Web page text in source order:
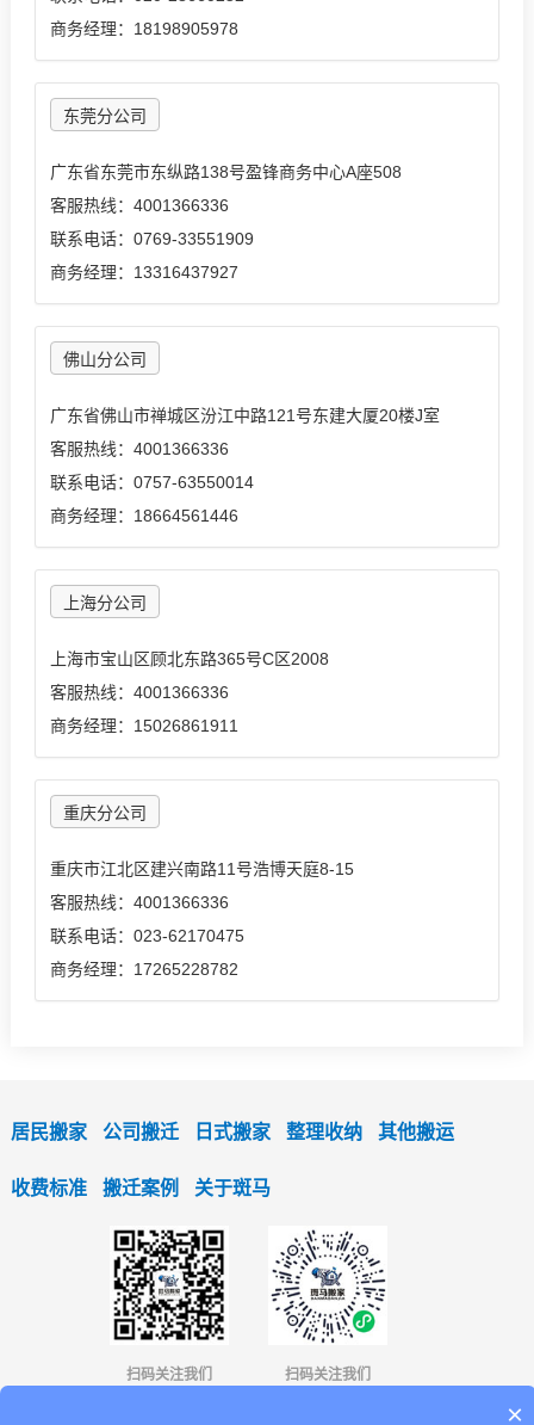
商务经理：18198905978
东莞分公司
广东省东莞市东纵路138号盈锋商务中心A座508
客服热线：4001366336
联系电话：0769-33551909
商务经理：13316437927
佛山分公司
广东省佛山市禅城区汾江中路121号东建大厦20楼J室
客服热线：4001366336
联系电话：0757-63550014
商务经理：18664561446
上海分公司
上海市宝山区顾北东路365号C区2008
客服热线：4001366336
商务经理：15026861911
重庆分公司
重庆市江北区建兴南路11号浩博天庭8-15
客服热线：4001366336
联系电话：023-62170475
商务经理：17265228782
居民搬家 公司搬迁 日式搬家 整理收纳 其他搬运
收费标准 搬迁案例 关于斑马
扫码关注我们 扫码关注我们
×